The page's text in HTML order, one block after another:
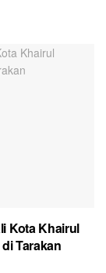
Kota Khairul
Tarakan